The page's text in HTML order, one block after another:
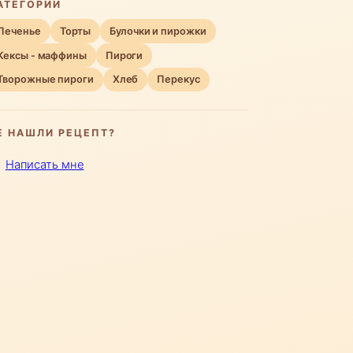
Торты Булочки и пирожки
- маффины Пироги
пироги Хлеб Перекус
НАШЛИ РЕЦЕПТ?
Написать мне